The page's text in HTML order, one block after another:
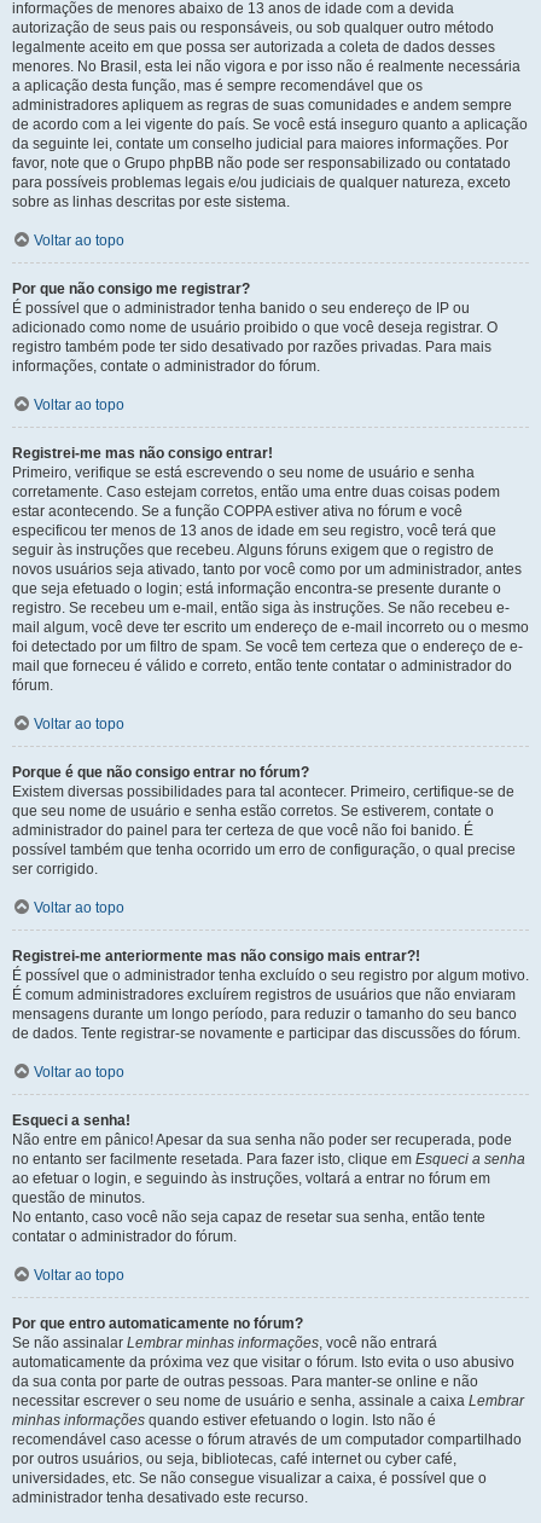
informações de menores abaixo de 13 anos de idade com a devida
autorização de seus pais ou responsáveis, ou sob qualquer outro método
legalmente aceito em que possa ser autorizada a coleta de dados desses
menores. No Brasil, esta lei não vigora e por isso não é realmente necessária
a aplicação desta função, mas é sempre recomendável que os
administradores apliquem as regras de suas comunidades e andem sempre
de acordo com a lei vigente do país. Se você está inseguro quanto a aplicação
da seguinte lei, contate um conselho judicial para maiores informações. Por
favor, note que o Grupo phpBB não pode ser responsabilizado ou contatado
para possíveis problemas legais e/ou judiciais de qualquer natureza, exceto
sobre as linhas descritas por este sistema.
Voltar ao topo
Por que não consigo me registrar?
É possível que o administrador tenha banido o seu endereço de IP ou
adicionado como nome de usuário proibido o que você deseja registrar. O
registro também pode ter sido desativado por razões privadas. Para mais
informações, contate o administrador do fórum.
Voltar ao topo
Registrei-me mas não consigo entrar!
Primeiro, verifique se está escrevendo o seu nome de usuário e senha
corretamente. Caso estejam corretos, então uma entre duas coisas podem
estar acontecendo. Se a função COPPA estiver ativa no fórum e você
especificou ter menos de 13 anos de idade em seu registro, você terá que
seguir às instruções que recebeu. Alguns fóruns exigem que o registro de
novos usuários seja ativado, tanto por você como por um administrador, antes
que seja efetuado o login; está informação encontra-se presente durante o
registro. Se recebeu um e-mail, então siga às instruções. Se não recebeu e-
mail algum, você deve ter escrito um endereço de e-mail incorreto ou o mesmo
foi detectado por um filtro de spam. Se você tem certeza que o endereço de e-
mail que forneceu é válido e correto, então tente contatar o administrador do
fórum.
Voltar ao topo
Porque é que não consigo entrar no fórum?
Existem diversas possibilidades para tal acontecer. Primeiro, certifique-se de
que seu nome de usuário e senha estão corretos. Se estiverem, contate o
administrador do painel para ter certeza de que você não foi banido. É
possível também que tenha ocorrido um erro de configuração, o qual precise
ser corrigido.
Voltar ao topo
Registrei-me anteriormente mas não consigo mais entrar?!
É possível que o administrador tenha excluído o seu registro por algum motivo.
É comum administradores excluírem registros de usuários que não enviaram
mensagens durante um longo período, para reduzir o tamanho do seu banco
de dados. Tente registrar-se novamente e participar das discussões do fórum.
Voltar ao topo
Esqueci a senha!
Não entre em pânico! Apesar da sua senha não poder ser recuperada, pode
no entanto ser facilmente resetada. Para fazer isto, clique em Esqueci a senha
ao efetuar o login, e seguindo às instruções, voltará a entrar no fórum em
questão de minutos.
No entanto, caso você não seja capaz de resetar sua senha, então tente
contatar o administrador do fórum.
Voltar ao topo
Por que entro automaticamente no fórum?
Se não assinalar Lembrar minhas informações, você não entrará
automaticamente da próxima vez que visitar o fórum. Isto evita o uso abusivo
da sua conta por parte de outras pessoas. Para manter-se online e não
necessitar escrever o seu nome de usuário e senha, assinale a caixa Lembrar
minhas informações quando estiver efetuando o login. Isto não é
recomendável caso acesse o fórum através de um computador compartilhado
por outros usuários, ou seja, bibliotecas, café internet ou cyber café,
universidades, etc. Se não consegue visualizar a caixa, é possível que o
administrador tenha desativado este recurso.